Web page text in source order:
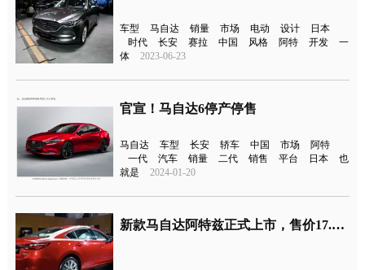
车型 马自达 销量 市场 电动 设计
日本
时代
长安 赛拉 中国 风格 阿特 开发
一
体
2023-06-23
官宣！马自达6停产停售
马自达 车型 长安 轿车 中国 市场
阿特
一代
汽车 销量 二代 销售 平台 日本
也
就是
2024-01-20
新款马自达阿特兹正式上市，售价17.58-23.98万元